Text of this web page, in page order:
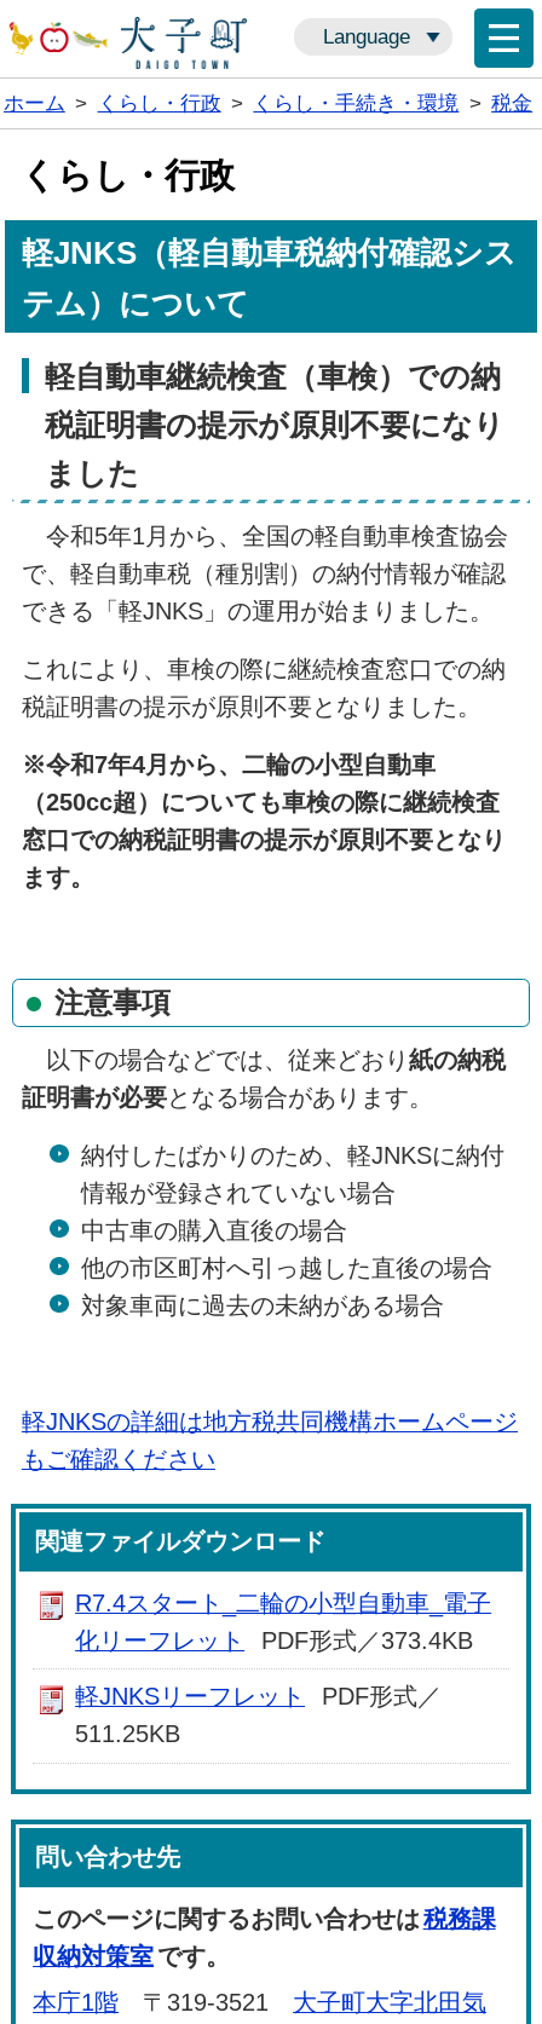
Language
ホーム > くらし・行政 > くらし・手続き・環境 > 税金
くらし・行政
軽JNKS（軽自動車税納付確認シス
テム）について
軽自動車継続検査（車検）での納
税証明書の提示が原則不要になり
ました
令和5年1月から、全国の軽自動車検査協会
で、軽自動車税（種別割）の納付情報が確認
できる「軽JNKS」の運用が始まりました。
これにより、車検の際に継続検査窓口での納
税証明書の提示が原則不要となりました。
※令和7年4月から、二輪の小型自動車
（250cc超）についても車検の際に継続検査
窓口での納税証明書の提示が原則不要となり
ます。
注意事項
以下の場合などでは、従来どおり 紙の納税
証明書が必要となる場合があります。
納付したばかりのため、軽JNKSに納付
情報が登録されていない場合
中古車の購入直後の場合
他の市区町村へ引っ越した直後の場合
対象車両に過去の未納がある場合
軽JNKSの詳細は地方税共同機構ホームページ
もご確認ください
関連ファイルダウンロード
R7.4スタート_二輪の小型自動車_電子
化リーフレット
PDF形式／373.4KB
軽JNKSリーフレット
PDF形式／
511.25KB
問い合わせ先
このページに関するお問い合わせは税務課
収納対策室です。
本庁1階 〒319-3521 大子町大字北田気